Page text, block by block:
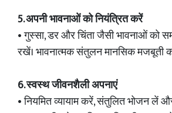
5. अपनी भावनाओं को नियंत्रित करें
• गुस्सा, डर और चिंता जैसी भावनाओं को
रखें। भावनात्मक संतुलन मानसिक मजबूती
6. स्वस्थ जीवनशैली अपनाएं
• नियमित व्यायाम करें, संतुलित भोजन लें और